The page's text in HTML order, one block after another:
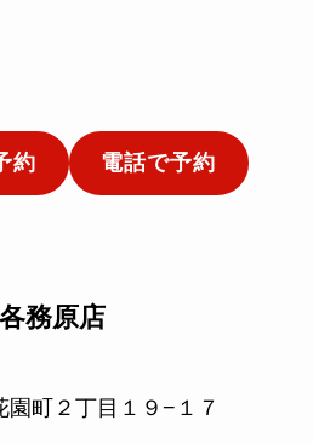
約 電話で予約
務原店
町２丁目１９−１７